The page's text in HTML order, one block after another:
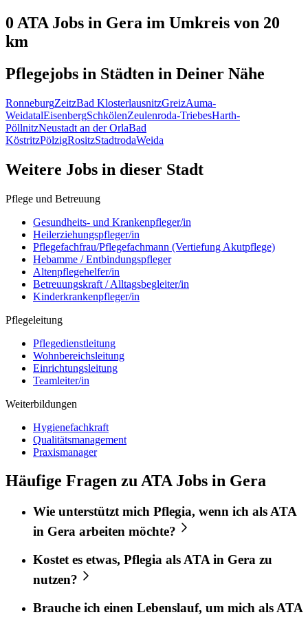
0 ATA Jobs in Gera im Umkreis von 20
km
Pflegejobs in Städten in Deiner Nähe
RonneburgZeitzBad KlosterlausnitzGreizAuma-
WeidatalEisenbergSchkölenZeulenroda-TriebesHarth-
PöllnitzNeustadt an der OrlaBad
KöstritzPölzigRositzStadtrodaWeida
Weitere Jobs in dieser Stadt
Pflege und Betreuung
Gesundheits- und Krankenpfleger/in
Heilerziehungspfleger/in
Pflegefachfrau/Pflegefachmann (Vertiefung Akutpflege)
Hebamme / Entbindungspfleger
Altenpflegehelfer/in
Betreuungskraft / Alltagsbegleiter/in
Kinderkrankenpfleger/in
Pflegeleitung
Pflegedienstleitung
Wohnbereichsleitung
Einrichtungsleitung
Teamleiter/in
Weiterbildungen
Hygienefachkraft
Qualitätsmanagement
Praxismanager
Häufige Fragen zu ATA Jobs in Gera
Wie unterstützt mich Pflegia, wenn ich alsATA
in Gera arbeiten möchte?
Kostet es etwas, Pflegia als ATA in Gera zu
nutzen?
Brauche ich einen Lebenslauf, um mich als ATA